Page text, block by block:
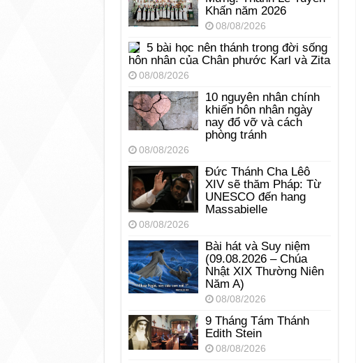
Khấn năm 2026
08/08/2026
5 bài học nên thánh trong đời sống
hôn nhân của Chân phước Karl và Zita
08/08/2026
10 nguyên nhân chính
khiến hôn nhân ngày
nay đổ vỡ và cách
phòng tránh
08/08/2026
Đức Thánh Cha Lêô
XIV sẽ thăm Pháp: Từ
UNESCO đến hang
Massabielle
08/08/2026
Bài hát và Suy niệm
(09.08.2026 – Chúa
Nhật XIX Thường Niên
Năm A)
08/08/2026
9 Tháng Tám Thánh
Edith Stein
08/08/2026